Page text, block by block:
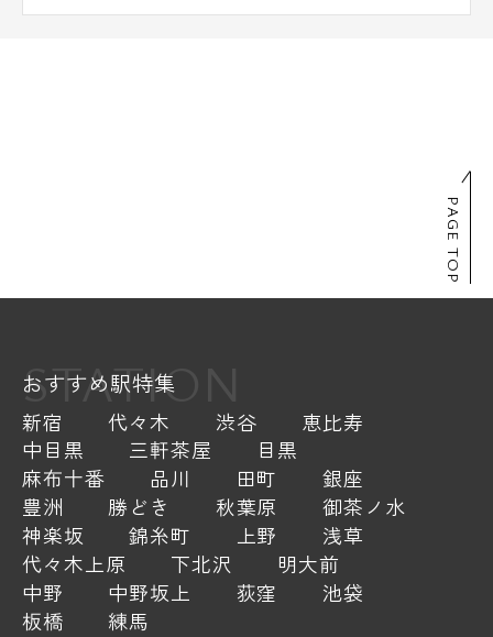
PAGE TOP
STATION
おすすめ駅特集
新宿 代々木 渋谷
恵比寿
中目黒
三軒茶屋
目黒
麻布十番
品川 田町
銀座
豊洲
勝どき 秋葉原
御茶ノ水
神楽坂
錦糸町 上野
浅草
代々木上原
下北沢
明大前
中野
中野坂上 荻窪
池袋
板橋
練馬